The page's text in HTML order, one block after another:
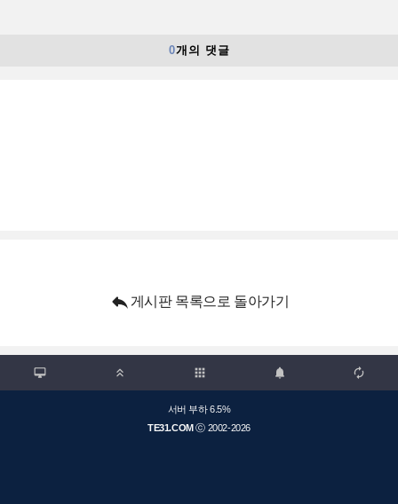
0개의 댓글
 게시판 목록으로 돌아가기
  apps  
서버 부하 6.5%
TE31.COMⓒ 2002-2026